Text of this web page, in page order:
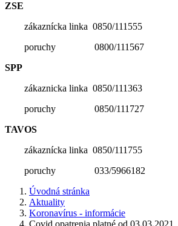
ZSE
zákaznícka linka 0850/111555
poruchy 0800/111567
SPP
zákaznicka linka 0850/111363
poruchy 0850/111727
TAVOS
zákaznícka linka 0850/111755
poruchy 033/5966182
Úvodná stránka
Aktuality
Koronavírus - informácie
Covid opatrenia platné od 03.03.2021